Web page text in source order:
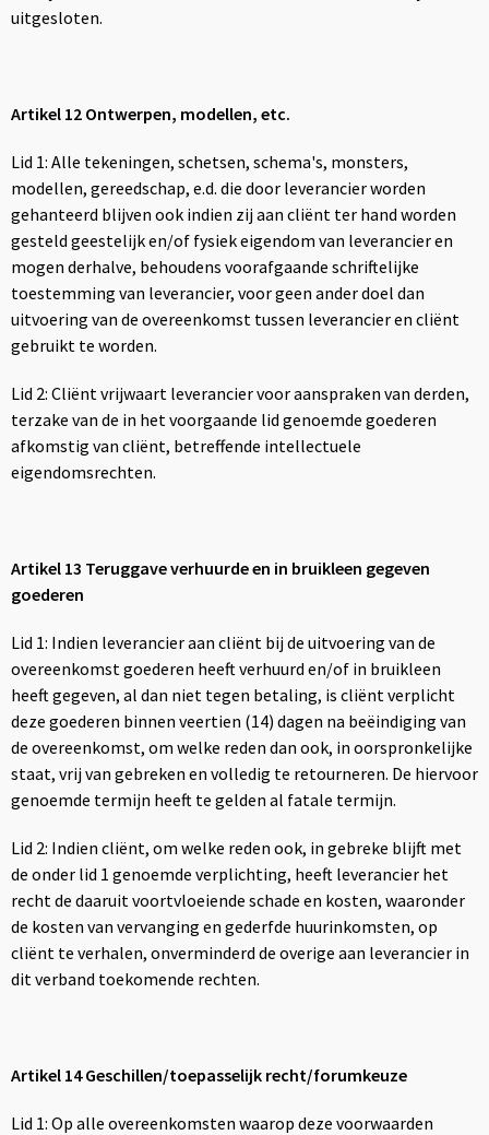
uitgesloten.
Artikel 12 Ontwerpen, modellen, etc.
Lid 1: Alle tekeningen, schetsen, schema's, monsters,
modellen, gereedschap, e.d. die door leverancier worden
gehanteerd blijven ook indien zij aan cliënt ter hand worden
gesteld geestelijk en/of fysiek eigendom van leverancier en
mogen derhalve, behoudens voorafgaande schriftelijke
toestemming van leverancier, voor geen ander doel dan
uitvoering van de overeenkomst tussen leverancier en cliënt
gebruikt te worden.
Lid 2: Cliënt vrijwaart leverancier voor aanspraken van derden,
terzake van de in het voorgaande lid genoemde goederen
afkomstig van cliënt, betreffende intellectuele
eigendomsrechten.
Artikel 13 Teruggave verhuurde en in bruikleen gegeven
goederen
Lid 1: Indien leverancier aan cliënt bij de uitvoering van de
overeenkomst goederen heeft verhuurd en/of in bruikleen
heeft gegeven, al dan niet tegen betaling, is cliënt verplicht
deze goederen binnen veertien (14) dagen na beëindiging van
de overeenkomst, om welke reden dan ook, in oorspronkelijke
staat, vrij van gebreken en volledig te retourneren. De hiervoor
genoemde termijn heeft te gelden al fatale termijn.
Lid 2: Indien cliënt, om welke reden ook, in gebreke blijft met
de onder lid 1 genoemde verplichting, heeft leverancier het
recht de daaruit voortvloeiende schade en kosten, waaronder
de kosten van vervanging en gederfde huurinkomsten, op
cliënt te verhalen, onverminderd de overige aan leverancier in
dit verband toekomende rechten.
Artikel 14 Geschillen/toepasselijk recht/forumkeuze
Lid 1: Op alle overeenkomsten waarop deze voorwaarden